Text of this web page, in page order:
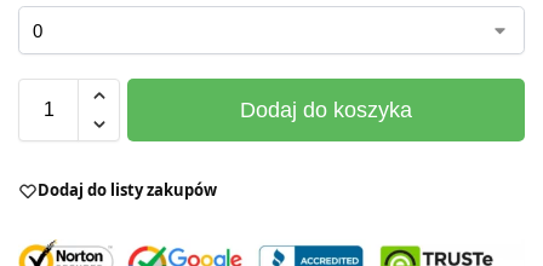
Dodaj do koszyka
Dodaj do listy zakupów